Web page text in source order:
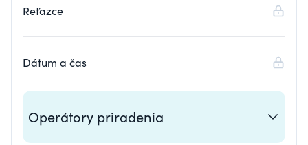
Reťazce
Dátum a čas
Operátory priradenia